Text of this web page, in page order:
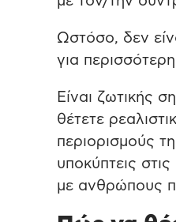
Ωστόσο, δεν
για
Είναι ζωτικής
θέτετε
περιορισμούς
υποκύπτεις
με ανθρώπους